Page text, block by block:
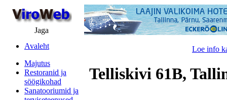
Jaga
Avaleht
Majutus
Restoranid ja
söögikohad
Sanatooriumid ja
Loe info
Telliskivi 61B,